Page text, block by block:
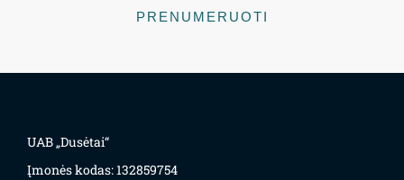
PRENUMERUOTI
UAB „Dusėtai“
Įmonės kodas: 132859754